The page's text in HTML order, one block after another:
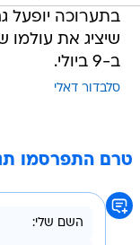
שיציג את עולמו
ב-9 ביולי.
סלבדור דאלי
טרם התפרסמו